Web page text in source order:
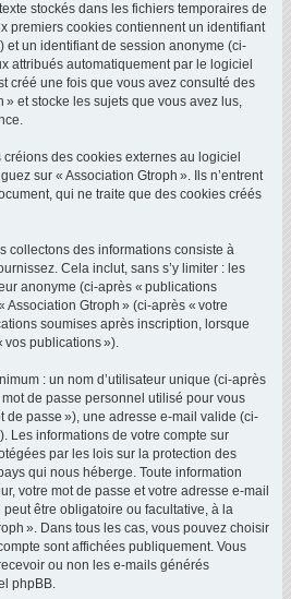
stockés dans les fichiers temporaires de
premiers cookies contiennent un identifiant
et un identifiant de session anonyme (ci-
attribués automatiquement par le logiciel
créé une fois que vous avez consulté des
» et stocke les sujets que vous avez lus,
créions des cookies externes au logiciel
sur « Association Gtroph ». Ils n’entrent
qui ne traite que des cookies créés
collectons des informations consiste à
Cela inclut, sans s’y limiter : les
anonyme (ci-après « publications
Association Gtroph » (ci-après « votre
soumises après inscription, lorsque
vos publications »).
: un nom d’utilisateur unique (ci-après
mot de passe personnel utilisé pour vous
de passe »), une adresse e-mail valide (ci-
Les informations de votre compte sur
par les lois sur la protection des
qui nous héberge. Toute information
votre mot de passe et votre adresse e-mail
être obligatoire ou facultative, à la
». Dans tous les cas, vous pouvez choisir
sont affichées publiquement. Vous
ou non les e-mails générés
phpBB.